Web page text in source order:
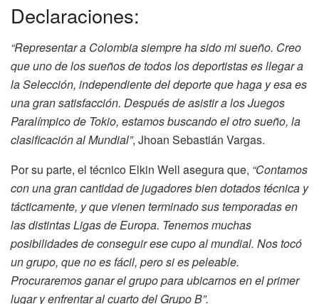
Declaraciones:
“Representar a Colombia siempre ha sido mi sueño. Creo
que uno de los sueños de todos los deportistas es llegar a
la Selección, independiente del deporte que haga y esa es
una gran satisfacción. Después de asistir a los Juegos
Paralímpico de Tokio, estamos buscando el otro sueño, la
clasificación al Mundial”, Jhoan Sebastián Vargas.
Por su parte, el técnico Elkin Well asegura que, “Contamos
con una gran cantidad de jugadores bien dotados técnica y
tácticamente, y que vienen terminado sus temporadas en
las distintas Ligas de Europa. Tenemos muchas
posibilidades de conseguir ese cupo al mundial. Nos tocó
un grupo, que no es fácil, pero si es peleable.
Procuraremos ganar el grupo para ubicarnos en el primer
lugar y enfrentar al cuarto del Grupo B”.